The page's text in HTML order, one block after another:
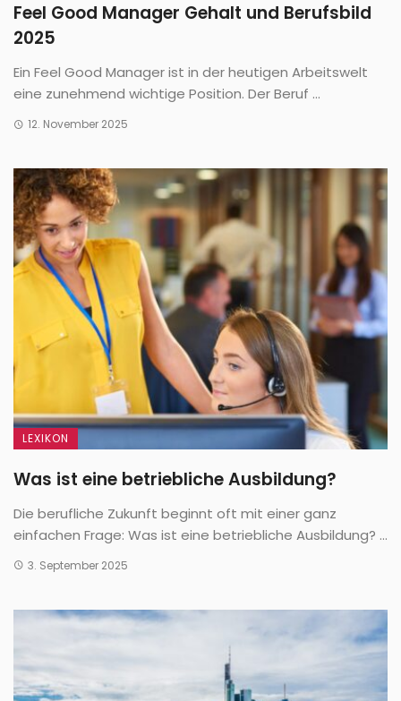
Feel Good Manager Gehalt und Berufsbild
2025
Ein Feel Good Manager ist in der heutigen Arbeitswelt
eine zunehmend wichtige Position. Der Beruf ...
12. November 2025
LEXIKON
Was ist eine betriebliche Ausbildung?
Die berufliche Zukunft beginnt oft mit einer ganz
einfachen Frage: Was ist eine betriebliche Ausbildung? ...
3. September 2025